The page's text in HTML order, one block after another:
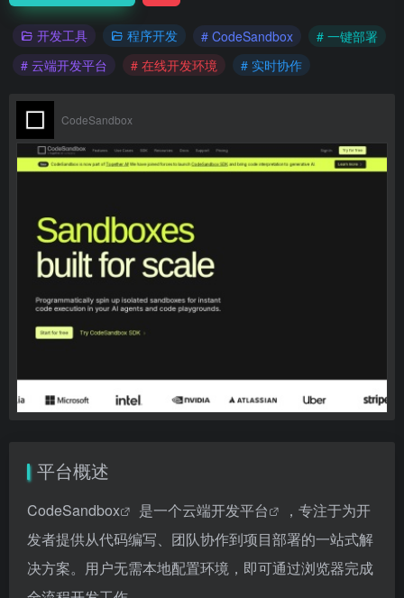
开发工具 程序开发 # CodeSandbox
# 一键部署
# 云端开发平台
# 在线开发环境 # 实时协作
CodeSandbox
平台概述
CodeSandbox 是一个云端开发平台
，专注于为开
发者提供从代码编写、团队协作到项目部署的一站式解
决方案。用户无需本地配置环境，即可通过浏览器完成